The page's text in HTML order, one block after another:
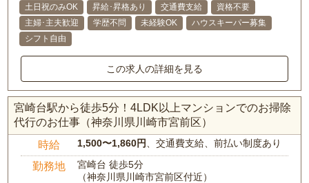
土日祝のみOK 昇給･昇格あり 交通費支給
資格不要
主婦･主夫歓迎
学歴不問 未経験OK
ハウスキーパー募集
シフト自由
この求人の詳細を見る
宮崎台駅から徒歩5分！4LDK以上マンションでのお掃除
代行のお仕事（神奈川県川崎市宮前区）
時給 1,500〜1,860円 、交通費支給、前払い制度あり
勤務地
宮崎台 徒歩5分
（神奈川県川崎市宮前区付近）